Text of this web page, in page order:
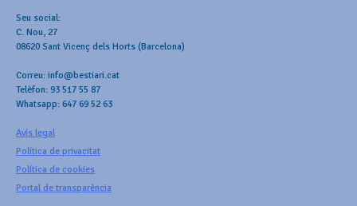
Seu social:
C. Nou, 27
08620 Sant Vicenç dels Horts (Barcelona)
Correu: info@bestiari.cat
Telèfon: 93 517 55 87
Whatsapp: 647 69 52 63
Avís legal
Política de privacitat
Política de cookies
Portal de transparència